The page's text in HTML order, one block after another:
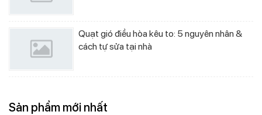
Quạt gió điều hòa kêu to: 5 nguyên nhân &
cách tự sửa tại nhà
Sản phẩm mới nhất